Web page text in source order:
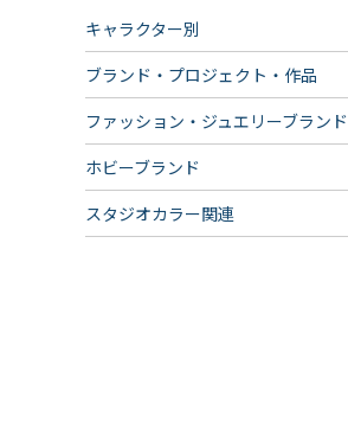
キャラクター別
ブランド・プロジェクト・作品
ファッション・ジュエリーブランド
ホビーブランド
スタジオカラー関連